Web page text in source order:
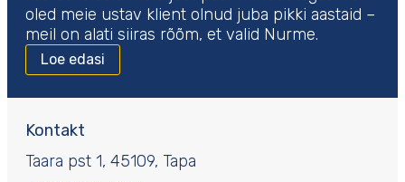
tervist kõige puhtamate looduslikke koostisosade abil.
oled meie ustav klient olnud juba pikki aastaid –
meil on alati siiras rõõm, et valid Nurme.
Loe edasi
Kontakt
Taara pst 1, 45109, Tapa